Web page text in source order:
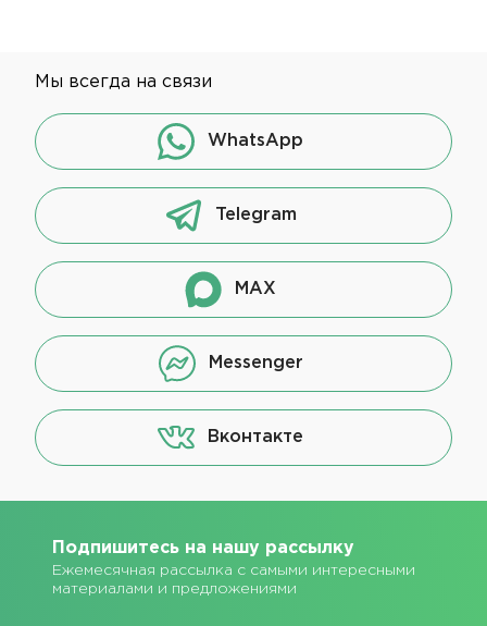
Мы всегда на связи
WhatsApp
Telegram
MAX
Messenger
Вконтакте
Подпишитесь на нашу рассылку
Ежемесячная рассылка с самыми интересными
материалами и предложениями